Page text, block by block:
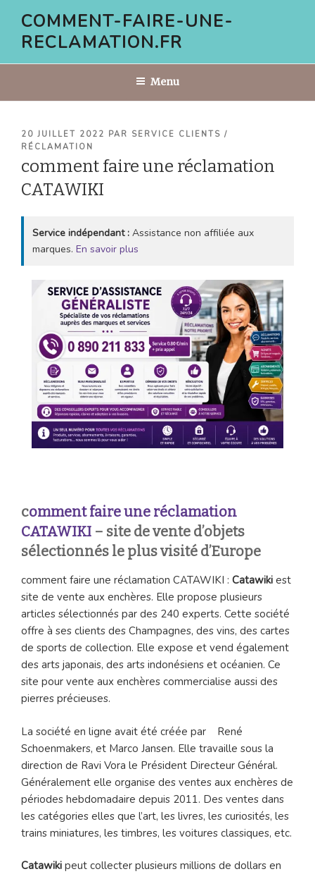
contenu
COMMENT-FAIRE-UNE-
RECLAMATION.FR
Menu
PUBLIÉ
LE
20 JUILLET 2022 PAR SERVICE CLIENTS /
RÉCLAMATION
comment faire une réclamation
CATAWIKI
Service indépendant : Assistance non affiliée aux
marques. En savoir plus
comment faire une réclamation
CATAWIKI – site de vente d’objets
sélectionnés le plus visité d’Europe
comment faire une réclamation CATAWIKI : Catawiki est
site de vente aux enchères. Elle propose plusieurs
articles sélectionnés par des 240 experts. Cette société
offre à ses clients des Champagnes, des vins, des cartes
de sports de collection. Elle expose et vend également
des arts japonais, des arts indonésiens et océanien. Ce
site pour vente aux enchères commercialise aussi des
pierres précieuses.
La société en ligne avait été créée par René
Schoenmakers, et Marco Jansen. Elle travaille sous la
direction de Ravi Vora le Président Directeur Général.
Généralement elle organise des ventes aux enchères de
périodes hebdomadaire depuis 2011. Des ventes dans
les catégories elles que l’art, les livres, les curiosités, les
trains miniatures, les timbres, les voitures classiques, etc.
Catawiki peut collecter plusieurs millions de dollars en